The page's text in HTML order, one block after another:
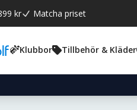
kr Matcha priset
Klubbor Tillbehör & Kläder